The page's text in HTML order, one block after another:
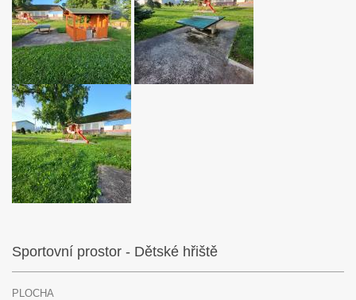
Sportovní prostor - Dětské hřiště
PLOCHA